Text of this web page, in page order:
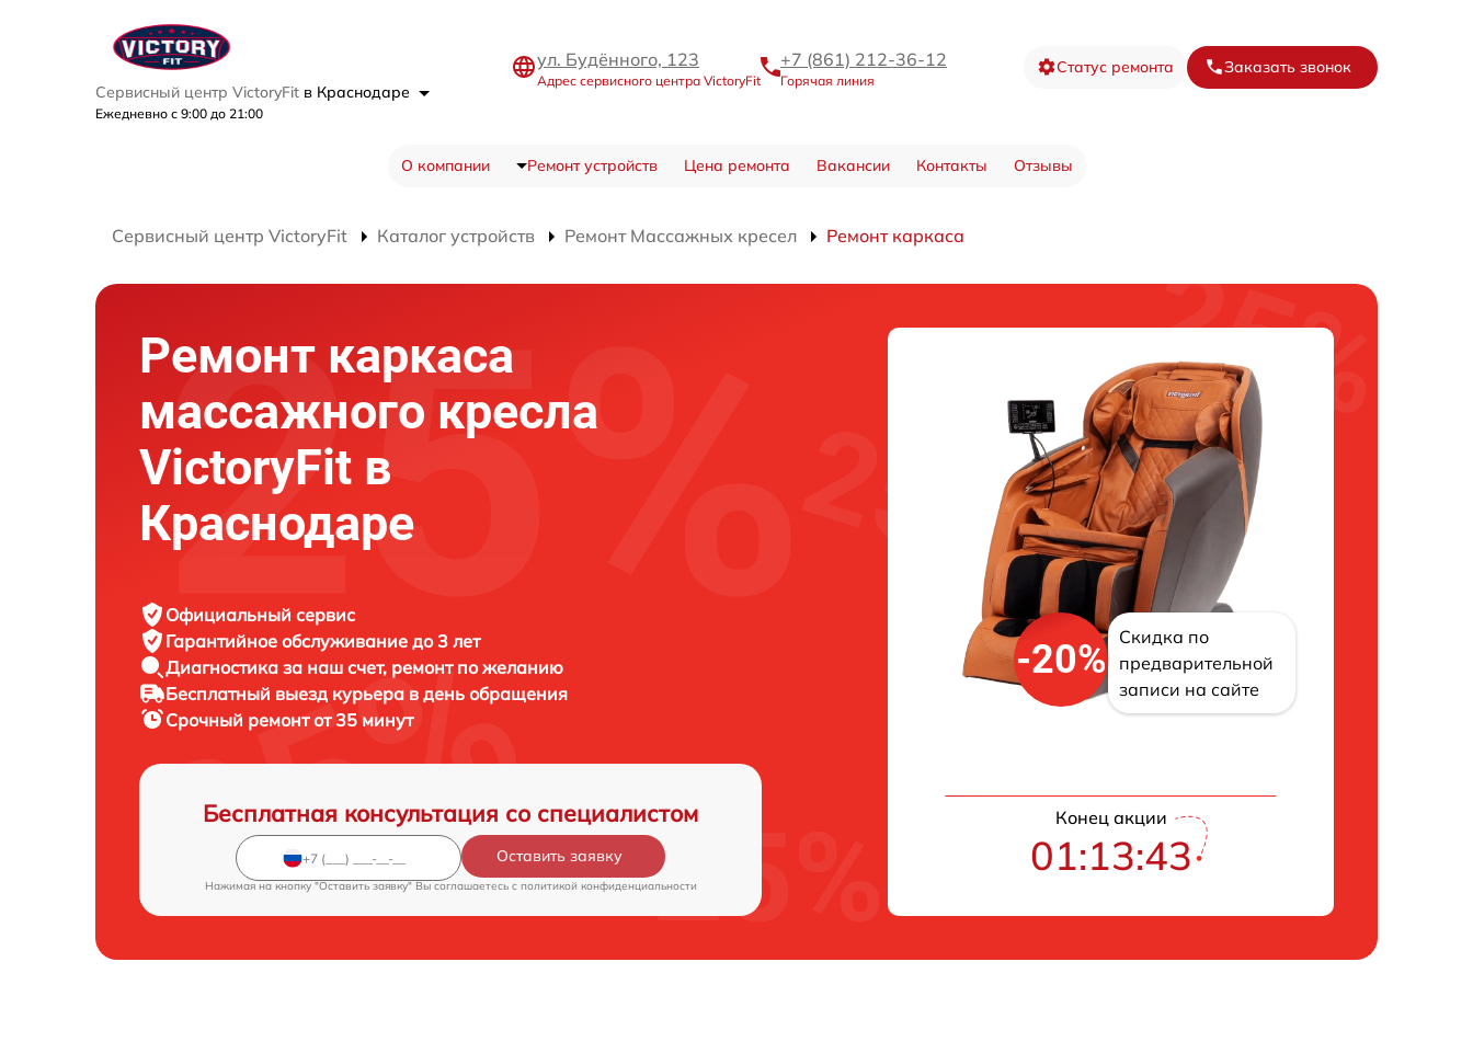
Сервисный центр VictoryFit в Краснодаре
Ежедневно с 9:00 до 21:00
ул. Будённого, 123
Адрес сервисного центра VictoryFit
+7 (861) 212-36-12
Горячая линия
Статус ремонта Заказать звонок
О компании Ремонт устройств Цена ремонта Вакансии Контакты Отзывы
Сервисный центр VictoryFit Каталог устройств Ремонт Массажных кресел Ремонт каркаса
Ремонт каркаса
массажного кресла
VictoryFit в
Краснодаре
Официальный сервис
Гарантийное обслуживание до 3 лет
Диагностика за наш счет, ремонт по желанию
Бесплатный выезд курьера в день обращения
Срочный ремонтот 35 минут
Бесплатная консультация со специалистом
Оставить заявку
Нажимая на кнопку "Оставить заявку" Вы соглашаетесь c политикой конфиденциальности
-20%
Скидка по
предварительной
записи на сайте
Конец акции
01:13:42